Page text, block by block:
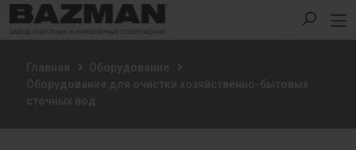
Главная
Оборудование
Оборудование для очистки хозяйственно-бытовых
сточных вод